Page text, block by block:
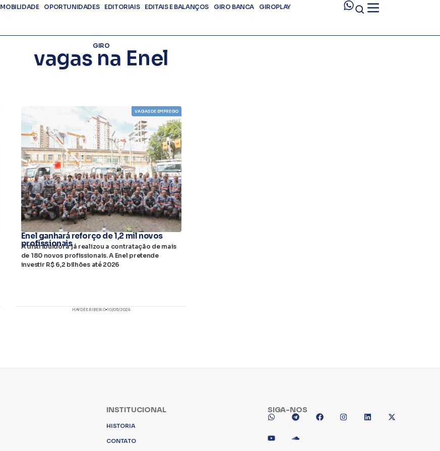
MOBILIDADE OPORTUNIDADES EDITORIAIS EDITAIS E BALANÇOS GIRO BANCA GIROPLAY
GIRO
vagas na Enel
VAGAS DE EMPREGO
Enel ganhará reforço de 1,2 mil novos
profissionais
A distribuidora já realizou a contratação de mais
de 180 novos profissionais. A Enel pretende
investir R$ 6,2 bilhões até 2026
HAYDÉE RIBEIRO 10/05/2024
INSTITUCIONAL
HISTORIA
CONTATO
SIGA-NOS